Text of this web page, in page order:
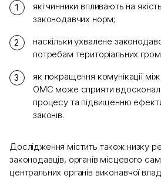
які чинники впливають на
законодавчих норм;
наскільки ухвалене
потребам територіальних
як покращення комунікації
ОМС може сприяти
процесу та підвищенню
законів.
Дослідження містить також низку
законодавців, органів місцевого
центральних органів виконавчої